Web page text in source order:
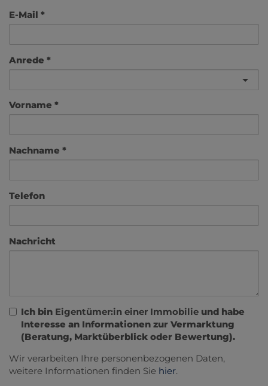
E-Mail
Anrede
Vorname
Nachname
Telefon
Nachricht
Ich bin Eigentümer:in einer Immobilie und habe
Interesse an Informationen zur Vermarktung
(Beratung, Marktüberblick oder Bewertung).
Wir verarbeiten Ihre personenbezogenen Daten,
weitere Informationen finden Sie hier.